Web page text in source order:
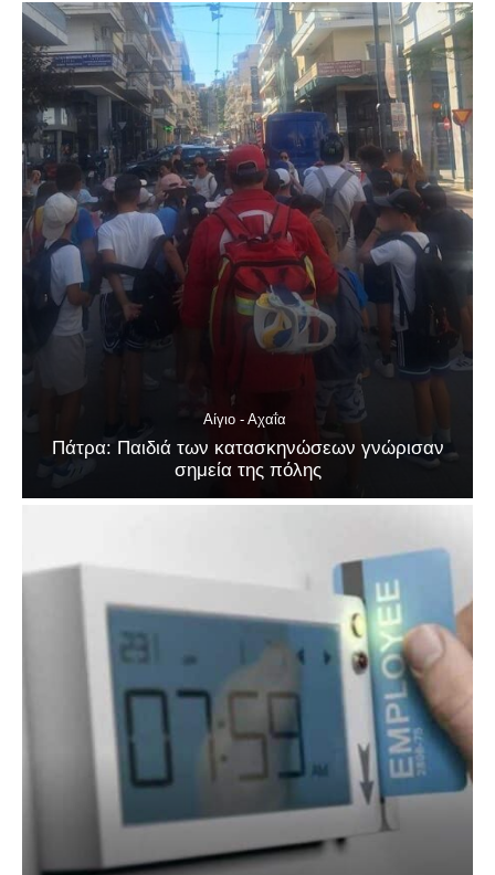
Αίγιο - Αχαΐα
Πάτρα: Παιδιά των κατασκηνώσεων γνώρισαν
σημεία της πόλης